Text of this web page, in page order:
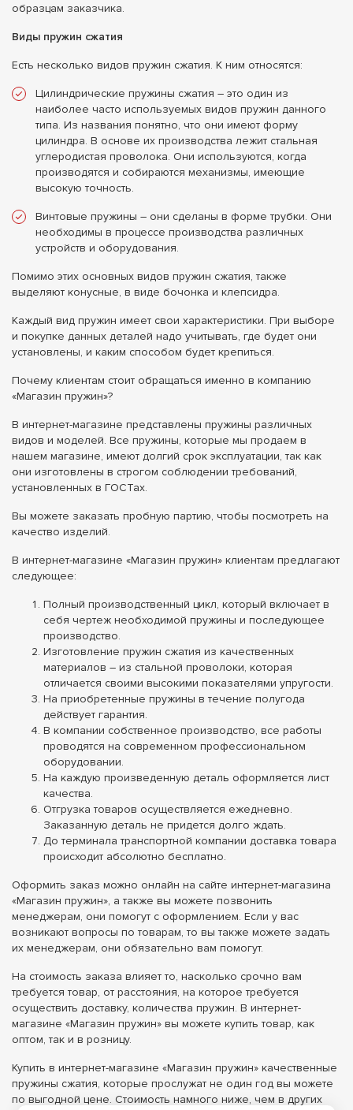
образцам заказчика.
Виды пружин сжатия
Есть несколько видов пружин сжатия. К ним относятся:
Цилиндрические пружины сжатия – это один из
наиболее часто используемых видов пружин данного
типа. Из названия понятно, что они имеют форму
цилиндра. В основе их производства лежит стальная
углеродистая проволока. Они используются, когда
производятся и собираются механизмы, имеющие
высокую точность.
Винтовые пружины – они сделаны в форме трубки. Они
необходимы в процессе производства различных
устройств и оборудования.
Помимо этих основных видов пружин сжатия, также
выделяют конусные, в виде бочонка и клепсидра.
Каждый вид пружин имеет свои характеристики. При выборе
и покупке данных деталей надо учитывать, где будет они
установлены, и каким способом будет крепиться.
Почему клиентам стоит обращаться именно в компанию
«Магазин пружин»?
В интернет-магазине представлены пружины различных
видов и моделей. Все пружины, которые мы продаем в
нашем магазине, имеют долгий срок эксплуатации, так как
они изготовлены в строгом соблюдении требований,
установленных в ГОСТах.
Вы можете заказать пробную партию, чтобы посмотреть на
качество изделий.
В интернет-магазине «Магазин пружин» клиентам предлагают
следующее:
Полный производственный цикл, который включает в
себя чертеж необходимой пружины и последующее
производство.
Изготовление пружин сжатия из качественных
материалов – из стальной проволоки, которая
отличается своими высокими показателями упругости.
На приобретенные пружины в течение полугода
действует гарантия.
В компании собственное производство, все работы
проводятся на современном профессиональном
оборудовании.
На каждую произведенную деталь оформляется лист
качества.
Отгрузка товаров осуществляется ежедневно.
Заказанную деталь не придется долго ждать.
До терминала транспортной компании доставка товара
происходит абсолютно бесплатно.
Оформить заказ можно онлайн на сайте интернет-магазина
«Магазин пружин», а также вы можете позвонить
менеджерам, они помогут с оформлением. Если у вас
возникают вопросы по товарам, то вы также можете задать
их менеджерам, они обязательно вам помогут.
На стоимость заказа влияет то, насколько срочно вам
требуется товар, от расстояния, на которое требуется
осуществить доставку, количества пружин. В интернет-
магазине «Магазин пружин» вы можете купить товар, как
оптом, так и в розницу.
Купить в интернет-магазине «Магазин пружин» качественные
пружины сжатия, которые прослужат не один год вы можете
по выгодной цене. Стоимость намного ниже, чем в других